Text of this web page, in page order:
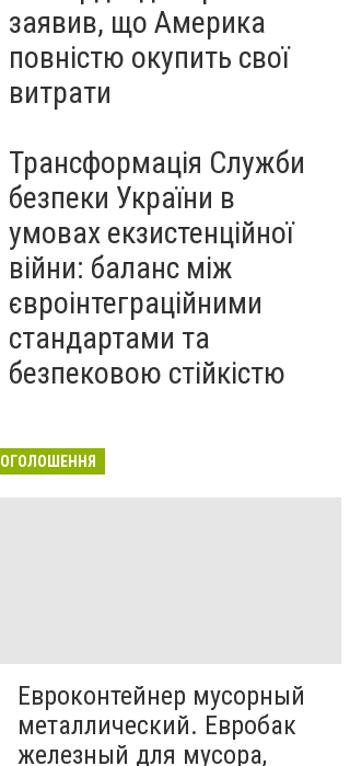
заявив, що Америка
повністю окупить свої
витрати
Трансформація Служби
безпеки України в
умовах екзистенційної
війни: баланс між
євроінтеграційними
стандартами та
безпековою стійкістю
ОГОЛОШЕННЯ
Евроконтейнер мусорный
металлический. Евробак
железный для мусора,